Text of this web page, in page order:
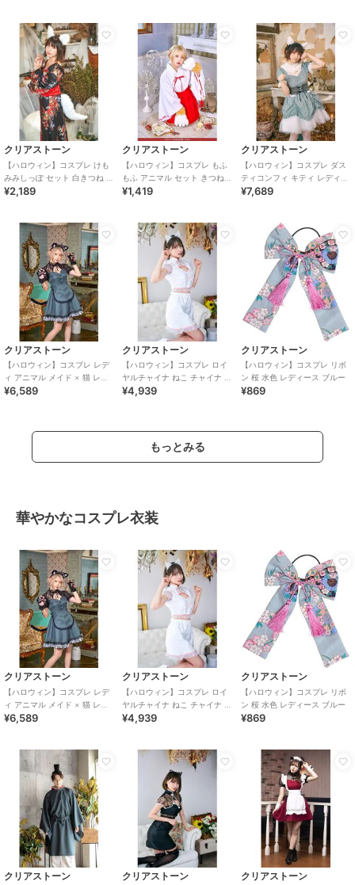
クリアストーン
【ハロウィン】コスプレ けも
みみしっぽ セット 白きつね ユ
ニセックス ホワイト
¥2,189
クリアストーン
【ハロウィン】コスプレ もふ
もふ アニマル セット きつねの
手 ユニセックス ブラウン
¥1,419
クリアストーン
【ハロウィン】コスプレ ダス
ティコンフィ キティ レディー
ス サックスブルー
¥7,689
クリアストーン
【ハロウィン】コスプレ レデ
ィ アニマル メイド × 猫 レデ
ィース グレー
¥6,589
クリアストーン
【ハロウィン】コスプレ ロイ
ヤルチャイナ ねこ チャイナ ス
イート レディース ホワイト
¥4,939
クリアストーン
【ハロウィン】コスプレ リボ
ン 桜 水色 レディース ブルー
¥869
もっとみる
華やかなコスプレ衣装
クリアストーン
【ハロウィン】コスプレ レデ
ィ アニマル メイド × 猫 レデ
ィース グレー
¥6,589
クリアストーン
【ハロウィン】コスプレ ロイ
ヤルチャイナ ねこ チャイナ ス
イート レディース ホワイト
¥4,939
クリアストーン
【ハロウィン】コスプレ リボ
ン 桜 水色 レディース ブルー
¥869
クリアストーン クリアストーン クリアストーン